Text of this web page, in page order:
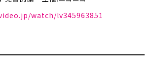
watch/lv345963851